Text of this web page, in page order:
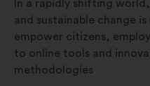
In a rapidly shifting
and sustainable change
empower citizens,
to online tools and
methodologies